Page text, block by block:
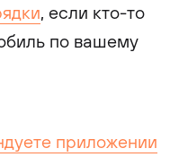
, если кто-то
по вашему
приложении